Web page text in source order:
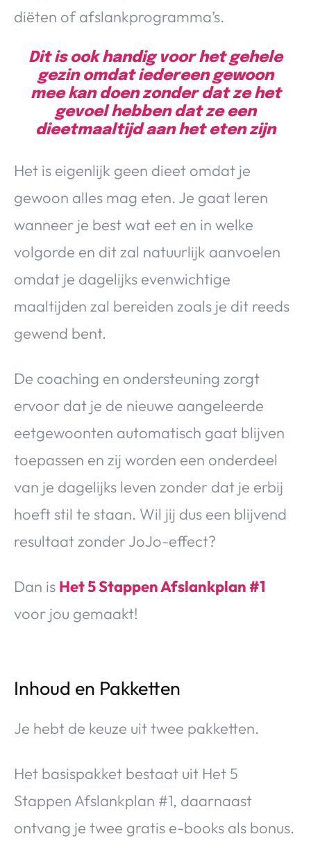
diëten of afslankprogramma’s.
Dit is ook handig voor het gehele
gezin omdat iedereen gewoon
mee kan doen zonder dat ze het
gevoel hebben dat ze een
dieetmaaltijd aan het eten zijn
Het is eigenlijk geen dieet omdat je
gewoon alles mag eten. Je gaat leren
wanneer je best wat eet en in welke
volgorde en dit zal natuurlijk aanvoelen
omdat je dagelijks evenwichtige
maaltijden zal bereiden zoals je dit reeds
gewend bent.
De coaching en ondersteuning zorgt
ervoor dat je de nieuwe aangeleerde
eetgewoonten automatisch gaat blijven
toepassen en zij worden een onderdeel
van je dagelijks leven zonder dat je erbij
hoeft stil te staan. Wil jij dus een blijvend
resultaat zonder JoJo-effect?
Dan is Het 5 Stappen Afslankplan #1
voor jou gemaakt!
Inhoud en Pakketten
Je hebt de keuze uit twee pakketten.
Het basispakket bestaat uit Het 5
Stappen Afslankplan #1, daarnaast
ontvang je twee gratis e-books als bonus.